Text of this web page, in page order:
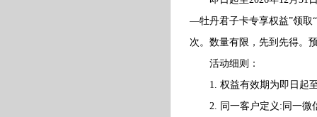
—牡丹君子卡专享权益”领取
次。数量有限，先到先得。
活动细则：
1. 权益有效期为即日起至
2. 同一客户定义:同一微信